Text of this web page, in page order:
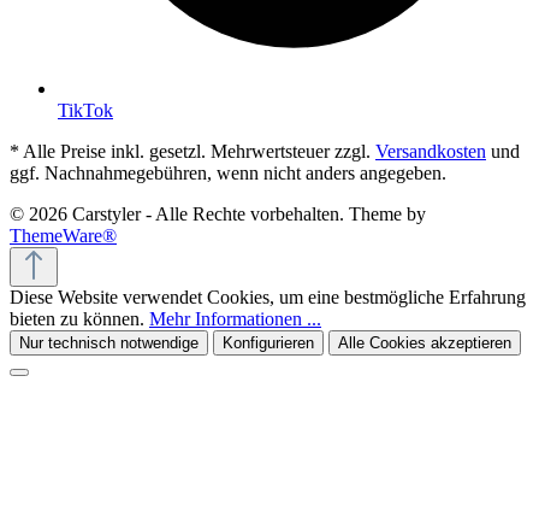
TikTok
* Alle Preise inkl. gesetzl. Mehrwertsteuer zzgl. Versandkosten und
ggf. Nachnahmegebühren, wenn nicht anders angegeben.
© 2026 Carstyler - Alle Rechte vorbehalten. Theme by
ThemeWare®
Diese Website verwendet Cookies, um eine bestmögliche Erfahrung
bieten zu können. Mehr Informationen ...
Nur technisch notwendige Konfigurieren Alle Cookies akzeptieren